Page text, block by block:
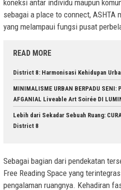
koneksi antar individu maupun
sebagai a place to connect, ASHTA
yang melampaui fungsi pusat
READ MORE
District 8: Harmonisasi Kehidupan
MINIMALISME URBAN BERPADU SENI:
AFGANIAL Liveable Art Soirée DI
Lebih dari Sekadar Sebuah Ruang:
District 8
Sebagai bagian dari pendekatan
Free Reading Space yang
pengalaman ruangnya. Kehadiran